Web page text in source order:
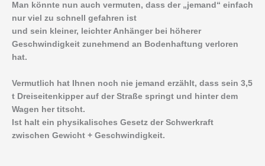
Man könnte nun auch vermuten, dass der „jemand“ einfach
nur viel zu schnell gefahren ist
und sein kleiner, leichter Anhänger bei höherer
Geschwindigkeit zunehmend an Bodenhaftung verloren
hat.
Vermutlich hat Ihnen noch nie jemand erzählt, dass sein 3,5
t Dreiseitenkipper auf der Straße springt und hinter dem
Wagen her titscht.
Ist halt ein physikalisches Gesetz der Schwerkraft
zwischen Gewicht + Geschwindigkeit.